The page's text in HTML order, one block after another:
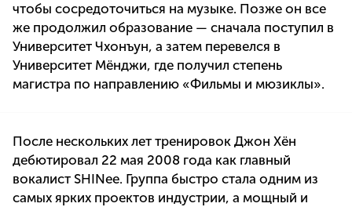
чтобы сосредоточиться на музыке. Позже он все
же продолжил образование — сначала поступил в
Университет Чхонъун, а затем перевелся в
Университет Мёнджи, где получил степень
магистра по направлению «Фильмы и мюзиклы».
После нескольких лет тренировок Джон Хён
дебютировал 22 мая 2008 года как главный
вокалист SHINee. Группа быстро стала одним из
самых ярких проектов индустрии, а мощный и